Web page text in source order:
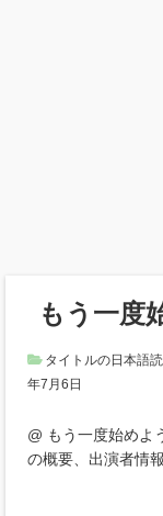
もう一度
タイトルの日本語
年7月6日
@ もう一度始めよ
の概要、出演者情